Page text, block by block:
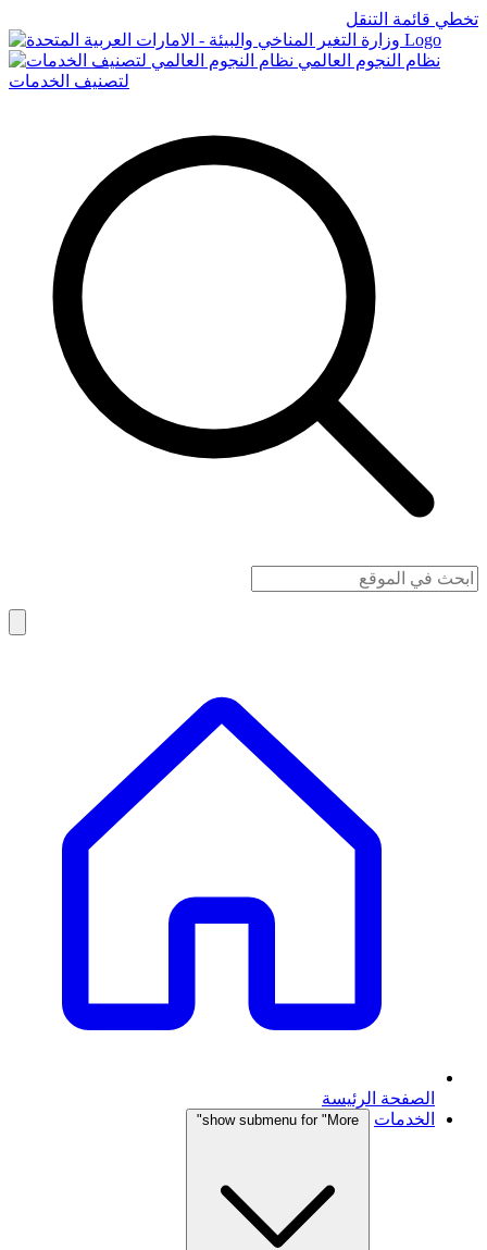
تخطي قائمة التنقل
Logo
نظام النجوم العالمي
لتصنيف الخدمات
الصفحة الرئيسة
الخدمات
show submenu for "More"